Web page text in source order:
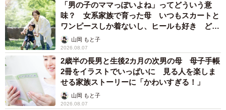
「男の子のママっぽいよね」ってどういう意
味？ 女系家族で育った母 いつもスカートと
ワンピースしか着ないし、ヒールも好き どの
へんが…
山岡 もと子
2026.08.07
2歳半の長男と生後2カ月の次男の母 母子手帳
2冊をイラストでいっぱいに 見る人を楽しま
せる家族ストーリーに「かわいすぎる！」
山岡 もと子
2026.08.07